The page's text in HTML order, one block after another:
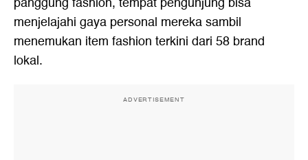
menjelajahi gaya personal mereka sambil
menemukan item fashion terkini dari 58 brand
lokal.
ADVERTISEMENT